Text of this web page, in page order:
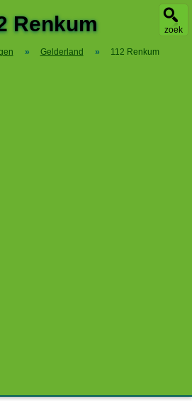
zoek
Renkum
» Gelderland » 112 Renkum